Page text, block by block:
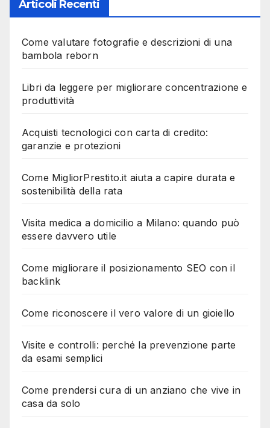
Articoli Recenti
Come valutare fotografie e descrizioni di una
bambola reborn
Libri da leggere per migliorare concentrazione e
produttività
Acquisti tecnologici con carta di credito:
garanzie e protezioni
Come MigliorPrestito.it aiuta a capire durata e
sostenibilità della rata
Visita medica a domicilio a Milano: quando può
essere davvero utile
Come migliorare il posizionamento SEO con il
backlink
Come riconoscere il vero valore di un gioiello
Visite e controlli: perché la prevenzione parte
da esami semplici
Come prendersi cura di un anziano che vive in
casa da solo